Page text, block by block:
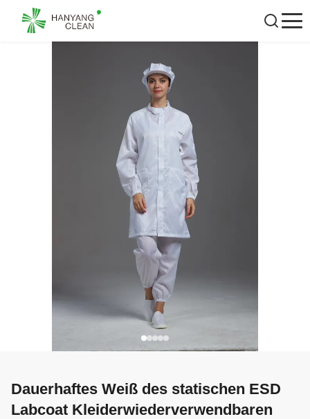
Dauerhaftes Weiß des statischen ESD
Labcoat Kleiderwiederverwendbaren